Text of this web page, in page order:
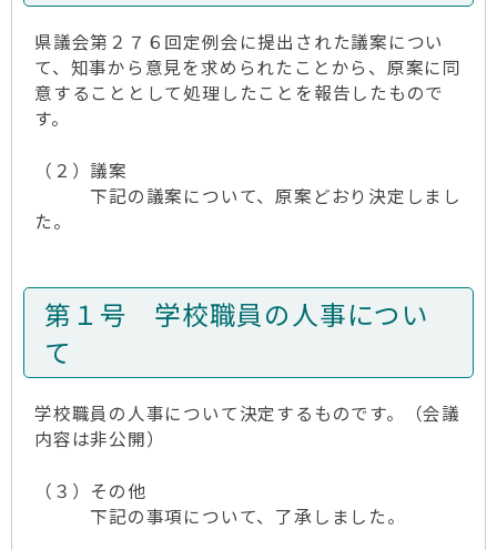
県議会第２７６回定例会に提出された議案につい
て、知事から意見を求められたことから、原案に同
意することとして処理したことを報告したもので
す。
（２）議案
下記の議案について、原案どおり決定しまし
た。
第１号 学校職員の人事につい
て
学校職員の人事について決定するものです。（会議
内容は非公開）
（３）その他
下記の事項について、了承しました。